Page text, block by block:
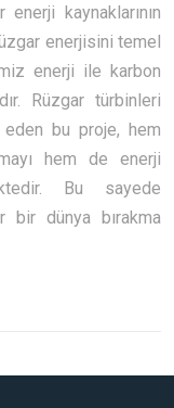
kaynaklarının
enerjisini temel
enerji ile karbon
Rüzgar türbinleri
eden bu proje, hem
hem de enerji
Bu sayede
bir dünya bırakma